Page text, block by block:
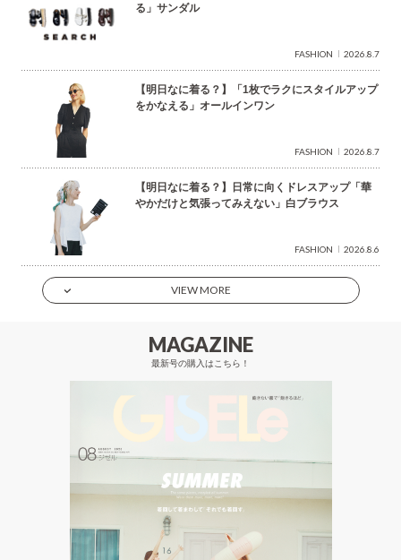
る」サンダル
FASHION 2026.8.7
【明日なに着る？】「1枚でラクにスタイルアップ
をかなえる」オールインワン
FASHION 2026.8.7
【明日なに着る？】日常に向くドレスアップ「華
やかだけと気張ってみえない」白ブラウス
FASHION 2026.8.6
VIEW MORE
MAGAZINE
最新号の購入はこちら！